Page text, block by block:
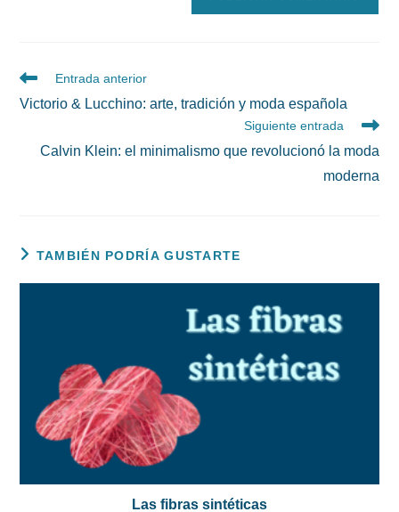
Leer
artículos
Entrada anterior
Victorio & Lucchino: arte, tradición y moda española
Siguiente entrada
Calvin Klein: el minimalismo que revolucionó la moda
moderna
TAMBIÉN PODRÍA GUSTARTE
Las fibras sintéticas